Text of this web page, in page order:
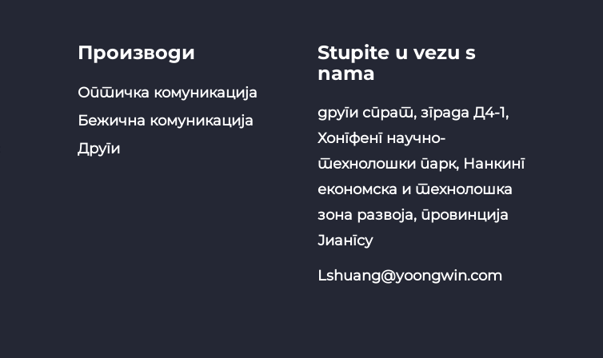
Производи
Оптичка комуникација
Бежична комуникација
Други
Stupite u vezu s
nama
други спрат, зграда Д4-1,
Хонгфенг научно-
технолошки парк, Нанкинг
економска и технолошка
зона развоја, провинција
Јиангсу
Lshuang@yoongwin.com